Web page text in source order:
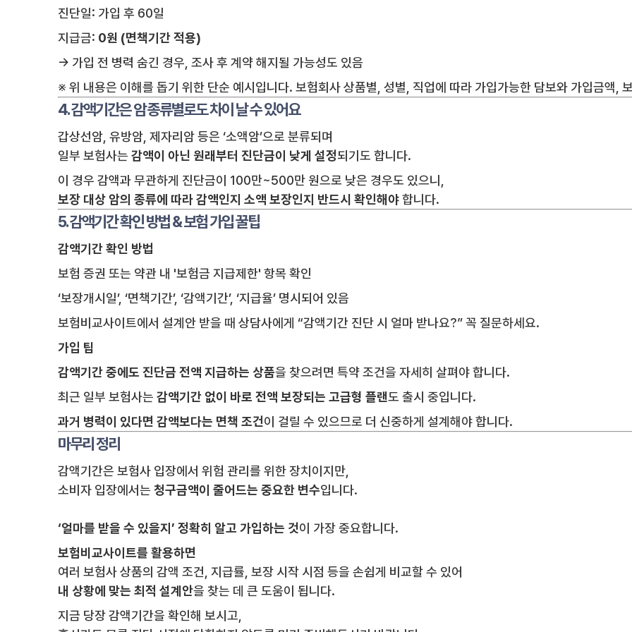
진단일: 가입 후 60일
지급금: 0원 (면책기간 적용)
→ 가입 전 병력 숨긴 경우, 조사 후 계약 해지될 가능성도 있음
※ 위 내용은 이해를 돕기 위한 단순 예시입니다. 보험회사 상품별, 성별, 직업에 따라 가입가능한 담보와 가입금액,
4. 감액기간은 암 종류별로도 차이 날 수 있어요
갑상선암, 유방암, 제자리암 등은 ‘소액암’으로 분류되며
일부 보험사는 감액이 아닌 원래부터 진단금이 낮게 설정되기도 합니다.
이 경우 감액과 무관하게 진단금이 100만~500만 원으로 낮은 경우도 있으니,
보장 대상 암의 종류에 따라 감액인지 소액 보장인지 반드시 확인해야합니다.
5. 감액기간 확인 방법 & 보험 가입 꿀팁
감액기간 확인 방법
보험 증권 또는 약관 내 '보험금 지급제한' 항목 확인
‘보장개시일’, ‘면책기간’, ‘감액기간’, ‘지급율’ 명시되어 있음
보험비교사이트에서 설계안 받을 때 상담사에게 “감액기간 진단 시 얼마 받나요?” 꼭 질문하세요.
가입 팁
감액기간 중에도 진단금 전액 지급하는 상품을 찾으려면 특약 조건을 자세히 살펴야 합니다.
최근 일부 보험사는 감액기간 없이 바로 전액 보장되는 고급형 플랜도 출시 중입니다.
과거 병력이 있다면 감액보다는 면책 조건이 걸릴 수 있으므로 더 신중하게 설계해야 합니다.
마무리 정리
감액기간은 보험사 입장에서 위험 관리를 위한 장치이지만,
소비자 입장에서는 청구금액이 줄어드는 중요한 변수입니다.
‘얼마를 받을 수 있을지’ 정확히 알고 가입하는 것이 가장 중요합니다.
보험비교사이트를 활용하면
여러 보험사 상품의 감액 조건, 지급률, 보장 시작 시점 등을 손쉽게 비교할 수 있어
내 상황에 맞는 최적 설계안을 찾는 데 큰 도움이 됩니다.
지금 당장 감액기간을 확인해 보시고,